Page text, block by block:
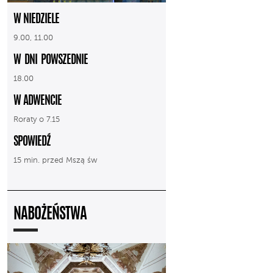
W NIEDZIELE
9.00, 11.00
W DNI POWSZEDNIE
18.00
W ADWENCIE
Roraty o 7.15
SPOWIEDŹ
15 min. przed Mszą św
NABOŻEŃSTWA